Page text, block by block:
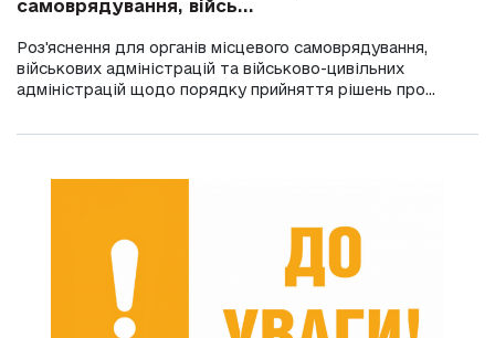
самоврядування, війсь...
Роз'яснення для органів місцевого самоврядування,
військових адміністрацій та військово-цивільних
адміністрацій щодо порядку прийняття рішень про...